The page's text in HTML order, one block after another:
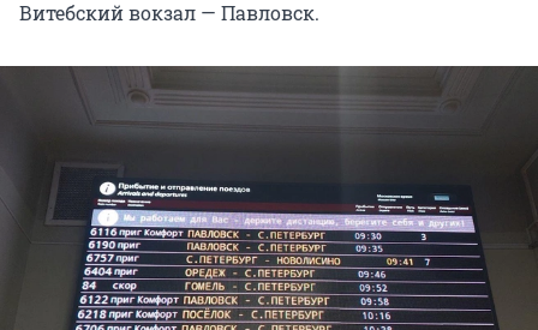
Витебский вокзал — Павловск.